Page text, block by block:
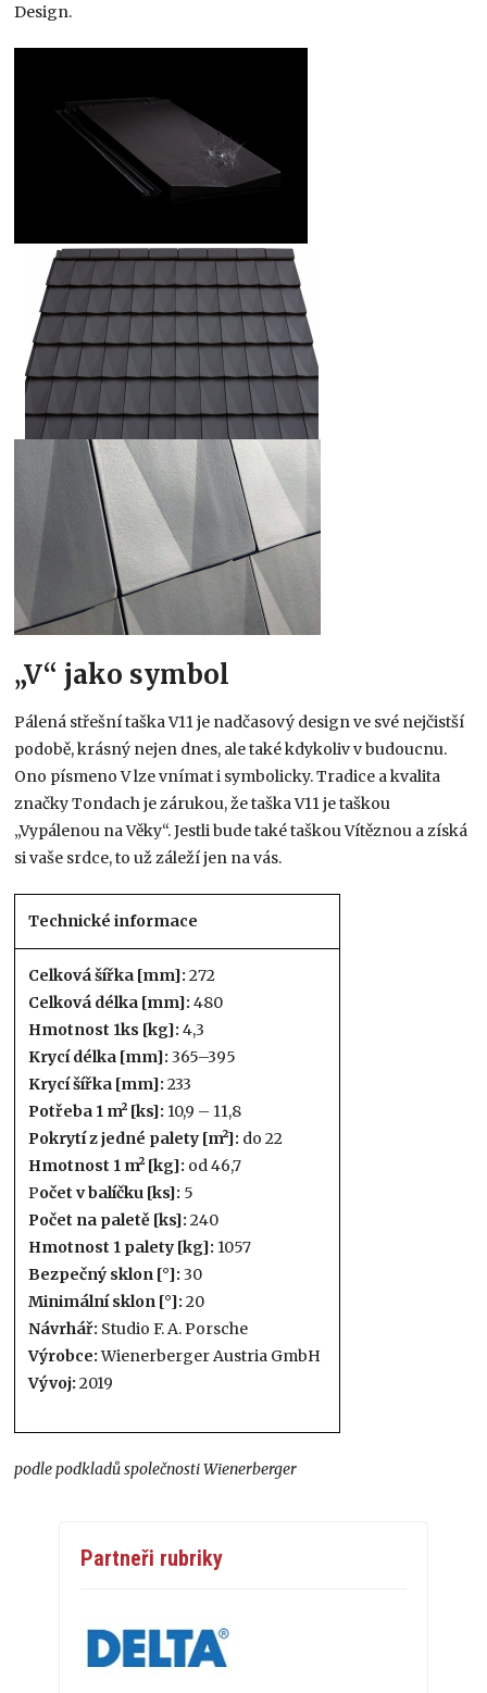
Design.
„V“ jako symbol
Pálená střešní taška V11 je nadčasový design ve své nejčistší
podobě, krásný nejen dnes, ale také kdykoliv v budoucnu.
Ono písmeno V lze vnímat i symbolicky. Tradice a kvalita
značky Tondach je zárukou, že taška V11 je taškou
„Vypálenou na Věky“. Jestli bude také taškou Vítěznou a získá
si vaše srdce, to už záleží jen na vás.
Technické informace
Celková šířka [mm]: 272
Celková délka [mm]: 480
Hmotnost 1ks [kg]: 4,3
Krycí délka [mm]: 365–395
Krycí šířka [mm]: 233
Potřeba 1 m² [ks]: 10,9 – 11,8
Pokrytí z jedné palety [m²]: do 22
Hmotnost 1 m² [kg]: od 46,7
Počet v balíčku [ks]: 5
Počet na paletě [ks]: 240
Hmotnost 1 palety [kg]: 1057
Bezpečný sklon [°]: 30
Minimální sklon [°]: 20
Návrhář: Studio F. A. Porsche
Výrobce:Wienerberger Austria GmbH
Vývoj: 2019
podle podkladů společnosti Wienerberger
Partneři rubriky